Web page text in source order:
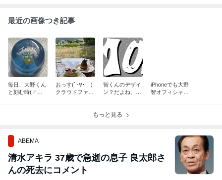
最近の画像つき記事
毎日、大野くん
と刻む時(〃▽
おっす(´･∀･｀)
クラウドファン
智くんのデザイ
ン？だよね、数
と10日、もうす
iPhoneでも大野
智オフィシャル
もっと見る
ABEMA
清水アキラ 37歳で急逝の息子 良太郎さ
んの死去にコメント